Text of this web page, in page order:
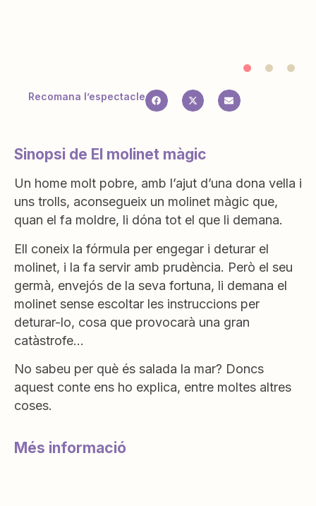
Recomana l’espectacle
Sinopsi de El molinet màgic
Un home molt pobre, amb l’ajut d’una dona vella i
uns trolls, aconsegueix un molinet màgic que,
quan el fa moldre, li dóna tot el que li demana.
Ell coneix la fórmula per engegar i deturar el
molinet, i la fa servir amb prudència. Però el seu
germà, envejós de la seva fortuna, li demana el
molinet sense escoltar les instruccions per
deturar-lo, cosa que provocarà una gran
catàstrofe…
No sabeu per què és salada la mar? Doncs
aquest conte ens ho explica, entre moltes altres
coses.
Més informació